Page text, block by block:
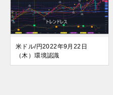
米ドル/円2022年9月22日
（木）環境認識